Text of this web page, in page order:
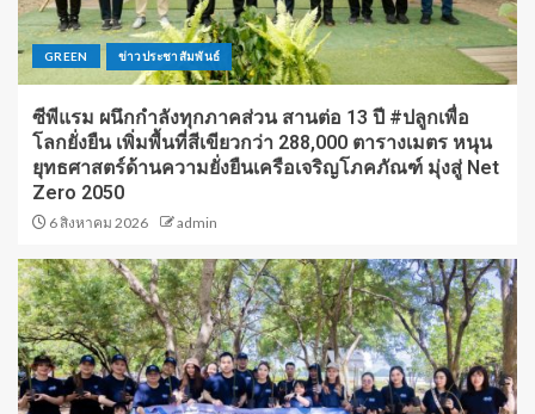
GREEN ข่าวประชาสัมพันธ์
ซีพีแรม ผนึกกำลังทุกภาคส่วน สานต่อ 13 ปี #ปลูกเพื่อ
โลกยั่งยืน เพิ่มพื้นที่สีเขียวกว่า 288,000 ตารางเมตร หนุน
ยุทธศาสตร์ด้านความยั่งยืนเครือเจริญโภคภัณฑ์ มุ่งสู่ Net
Zero 2050
6 สิงหาคม 2026 admin